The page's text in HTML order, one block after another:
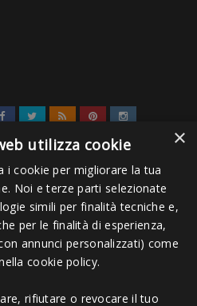
Accettati
×
utilizza cookie
i cookie per migliorare la tua
Noi e terze parti selezionate
simili per finalità tecniche e,
per le finalità di esperienza,
annunci personalizzati) come
cookie policy.
rifiutare o revocare il tuo